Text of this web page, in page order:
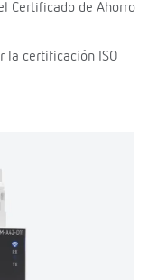
Certificado de Ahorro
la certificación ISO